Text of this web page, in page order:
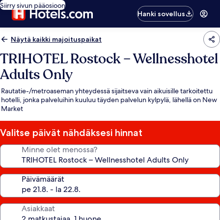
Siirry sivun pääosioon
Hanki sovellus
Näytä kaikki majoituspaikat
TRIHOTEL Rostock – Wellnesshotel
Adults Only
Rautatie-/metroaseman yhteydessä sijaitseva vain aikuisille tarkoitettu
hotelli, jonka palveluihin kuuluu täyden palvelun kylpylä, lähellä on New
Market
Valitse päivät nähdäksesi hinnat
Minne olet menossa?
Päivämäärät
Asiakkaat